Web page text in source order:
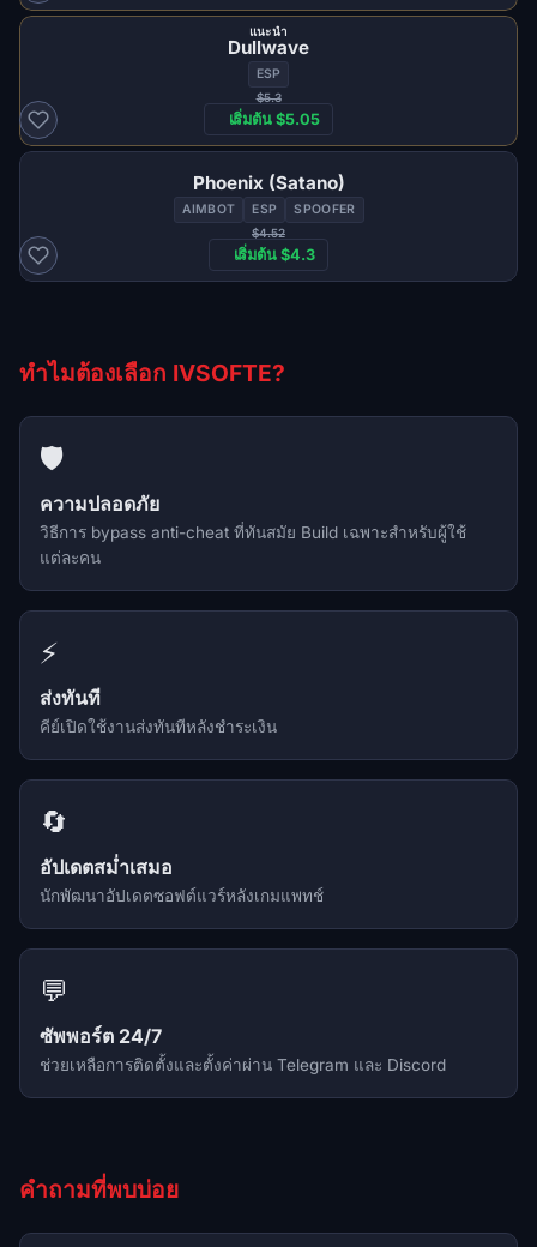
แนะนำ
Dullwave
ESP
$5.3
เริ่มต้น $5.05
Phoenix (Satano)
AIMBOT ESP SPOOFER
$4.52
เริ่มต้น $4.3
ทำไมต้องเลือก IVSOFTE?
🛡️
ความปลอดภัย
วิธีการ bypass anti-cheat ที่ทันสมัย Build เฉพาะสำหรับผู้ใช้
แต่ละคน
⚡
ส่งทันที
คีย์เปิดใช้งานส่งทันทีหลังชำระเงิน
🔄
อัปเดตสม่ำเสมอ
นักพัฒนาอัปเดตซอฟต์แวร์หลังเกมแพทช์
💬
ซัพพอร์ต 24/7
ช่วยเหลือการติดตั้งและตั้งค่าผ่าน Telegram และ Discord
คำถามที่พบบ่อย